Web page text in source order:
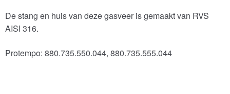
De stang en huis van deze gasveer is gemaakt van RVS
AISI 316.
Protempo: 880.735.550.044, 880.735.555.044